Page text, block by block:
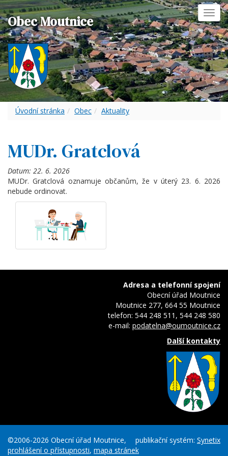
Obec Moutnice
Úvodní stránka Obec Aktuality
MUDr. Gratclová
Datum: 22. 6. 2026
MUDr. Gratclová oznamuje občanům, že v úterý 23. 6. 2026
nebude ordinovat.
Adresa a telefonní spojení
Obecní úřad Moutnice
Moutnice 277, 664 55 Moutnice
telefon: 544 248 511, 544 248 580
e-mail: podatelna@oumoutnice.cz
Další kontakty
publikační systém: Synetix
©2006-2026 Obecní úřad Moutnice,
prohlášení o přístupnosti, mapa stránek